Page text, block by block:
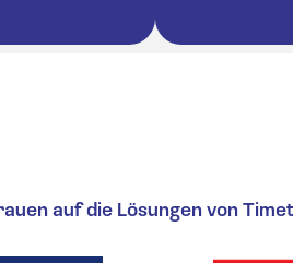
auf die Lösungen von